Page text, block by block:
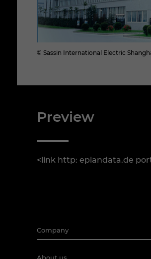
© Sassin International Electric
Preview
<link http: eplandata.de
Company
About us